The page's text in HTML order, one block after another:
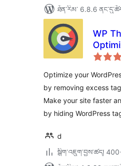
ཐོན་རིམ་ 6.8.6
WP
Optimize your
by removing excess
Make your site faster
by hiding WordPress
d
སྒྲིག་འཇུག་བྱས་ཚད།